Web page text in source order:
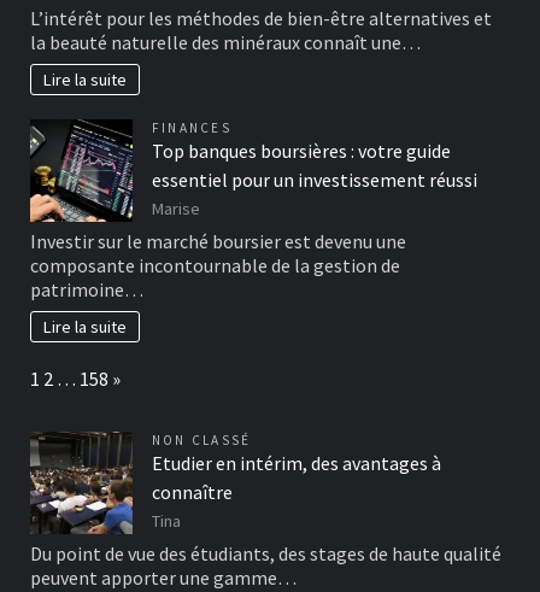
L’intérêt pour les méthodes de bien-être alternatives et
la beauté naturelle des minéraux connaît une…
Lire la suite
FINANCES
Top banques boursières : votre guide
essentiel pour un investissement réussi
Marise
Investir sur le marché boursier est devenu une
composante incontournable de la gestion de
patrimoine…
Lire la suite
Page:
1 2 … 158 Next
»
NON CLASSÉ
Etudier en intérim, des avantages à
connaître
Tina
Du point de vue des étudiants, des stages de haute qualité
peuvent apporter une gamme…